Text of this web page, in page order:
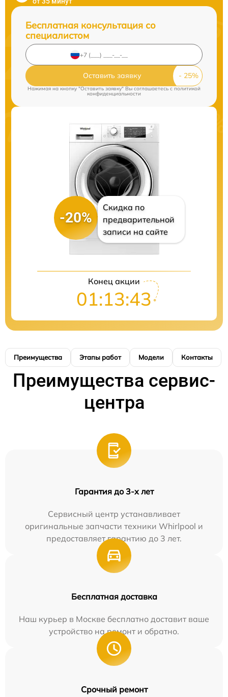
Бесплатная консультация со
специалистом
Оставить заявку
Нажимая на кнопку "Оставить заявку" Вы соглашаетесь c политикой
конфиденциальности
-20%
Скидка по
предварительной
записи на сайте
Конец акции
01:13:42
Преимущества Этапы работ Модели Контакты
Преимущества сервис-
центра
Гарантия до 3-х лет
Сервисный центр устанавливает
оригинальные запчасти техники Whirlpool и
предоставляет гарантию до 3 лет.
Бесплатная доставка
Наш курьер в Москве бесплатно доставит ваше
устройство на ремонт и обратно.
Срочный ремонт